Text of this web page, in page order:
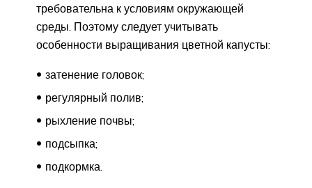
требовательна к условиям окружающей
среды. Поэтому следует учитывать
особенности выращивания цветной капусты:
затенение головок;
регулярный полив;
рыхление почвы;
подсыпка;
подкормка.